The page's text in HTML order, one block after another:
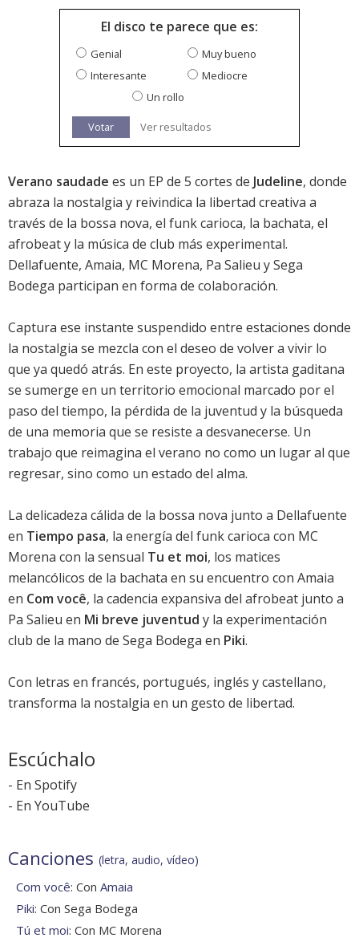
El disco te parece que es:
Genial
Muy bueno
Interesante
Mediocre
Un rollo
Votar Ver resultados
Verano saudade es un EP de 5 cortes de Judeline, donde
abraza la nostalgia y reivindica la libertad creativa a
través de la bossa nova, el funk carioca, la bachata, el
afrobeat y la música de club más experimental.
Dellafuente, Amaia, MC Morena, Pa Salieu y Sega
Bodega participan en forma de colaboración.
Captura ese instante suspendido entre estaciones donde
la nostalgia se mezcla con el deseo de volver a vivir lo
que ya quedó atrás. En este proyecto, la artista gaditana
se sumerge en un territorio emocional marcado por el
paso del tiempo, la pérdida de la juventud y la búsqueda
de una memoria que se resiste a desvanecerse. Un
trabajo que reimagina el verano no como un lugar al que
regresar, sino como un estado del alma.
La delicadeza cálida de la bossa nova junto a Dellafuente
en Tiempo pasa, la energía del funk carioca con MC
Morena con la sensual Tu et moi, los matices
melancólicos de la bachata en su encuentro con Amaia
en Com você, la cadencia expansiva del afrobeat junto a
Pa Salieu en Mi breve juventud y la experimentación
club de la mano de Sega Bodega en Piki.
Con letras en francés, portugués, inglés y castellano,
transforma la nostalgia en un gesto de libertad.
Escúchalo
- En Spotify
- En YouTube
Canciones (letra, audio, vídeo)
Com você: Con Amaia
Piki: Con Sega Bodega
Tú et moi: Con MC Morena